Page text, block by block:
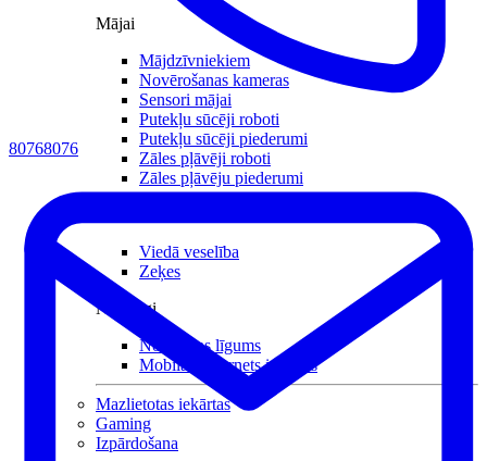
Mājai
Mājdzīvniekiem
Novērošanas kameras
Sensori mājai
Putekļu sūcēji roboti
Putekļu sūcēji piederumi
Zāles pļāvēji roboti
Zāles pļāvēju piederumi
Viedā veselība
Zeķes
Noderīgi
Nomaksas līgums
Mobilais internets iekārtās
Mazlietotas iekārtas
Gaming
Izpārdošana
80768076